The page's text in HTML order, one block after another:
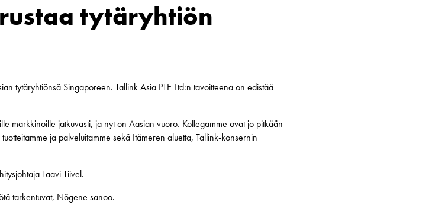
tytäryhtiön
tytäryhtiönsä Singaporeen. Tallink Asia PTE Ltd:n tavoitteena on edistää
markkinoille jatkuvasti, ja nyt on Aasian vuoro. Kollegamme ovat jo pitkään
ja palveluitamme sekä Itämeren aluetta, Tallink-konsernin
Taavi Tiivel.
tarkentuvat, Nõgene sanoo.